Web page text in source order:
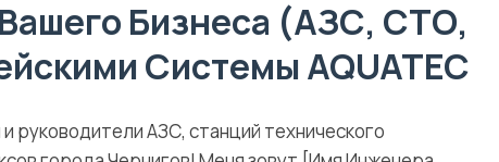
Бизнеса (АЗС, СТО,
Системы AQUATEC
руководители АЗС, станций технического